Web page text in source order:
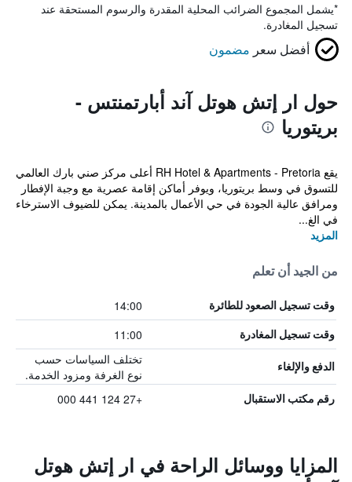
*يشمل المجموع الضرائب المحلية المقدرة والرسوم المستحقة عند
تسجيل المغادرة.
أفضل سعر مضمون
حول ار إتش هوتل آند أبارتمنتس -
بريتوريا
يقع RH Hotel & Apartments - Pretoria أعلى مركز صني بارك العالمي
للتسوق في وسط بريتوريا، ويوفر أماكن إقامة عصرية مع وجبة الإفطار
ومرافق عالية الجودة في حي الأعمال بالمدينة. يمكن للضيوف الاسترخاء
في الغ...
المزيد
من الجيد أن تعلم
وقت تسجيل الصعود للطائرة 14:00
وقت تسجيل المغادرة 11:00
الدفع والإلغاء
تختلف السياسات حسب
نوع الغرفة ومزود الخدمة.
رقم مكتب الاستقبال +27 124 441 000
المزايا ووسائل الراحة في ار إتش هوتل